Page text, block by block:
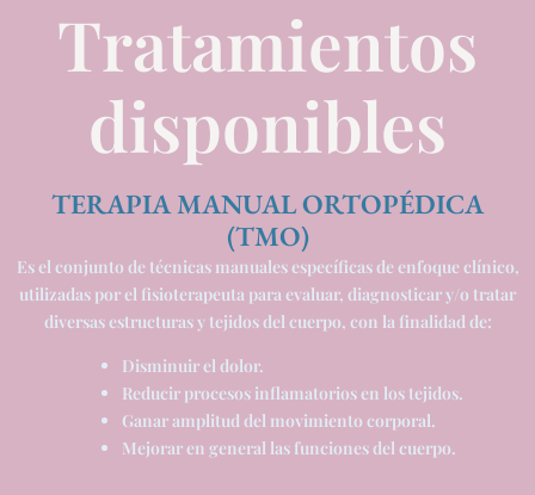
Tratamientos
disponibles
TERAPIA MANUAL ORTOPÉDICA
(TMO)
Es el conjunto de técnicas manuales específicas de enfoque clínico,
utilizadas por el fisioterapeuta para evaluar, diagnosticar y/o tratar
diversas estructuras y tejidos del cuerpo, con la finalidad de:
Disminuir el dolor.
Reducir procesos inflamatorios en los tejidos.
Ganar amplitud del movimiento corporal.
Mejorar en general las funciones del cuerpo.